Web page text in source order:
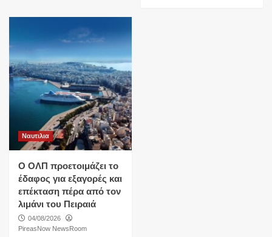
Ναυτιλια
O ΟΛΠ προετοιμάζει το
έδαφος για εξαγορές και
επέκταση πέρα από τον
λιμάνι του Πειραιά
04/08/2026
PireasNow NewsRoom